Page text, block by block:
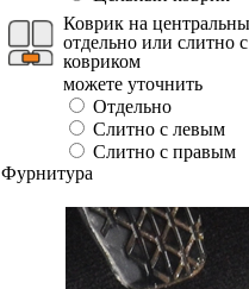
Коврик на
отдельно или слитно
ковриком
можете уточнить
Отдельно
Слитно с левым
Слитно с правым
Фурнитура